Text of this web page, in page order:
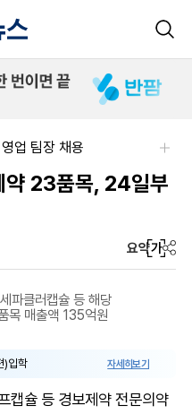
업 팀장 채용
약 23품목, 24일부
요약가
파클러캡슐 등 해당
목 매출액 135억원
)입학 자세히보기
캡슐 등 경보제약 전문의약